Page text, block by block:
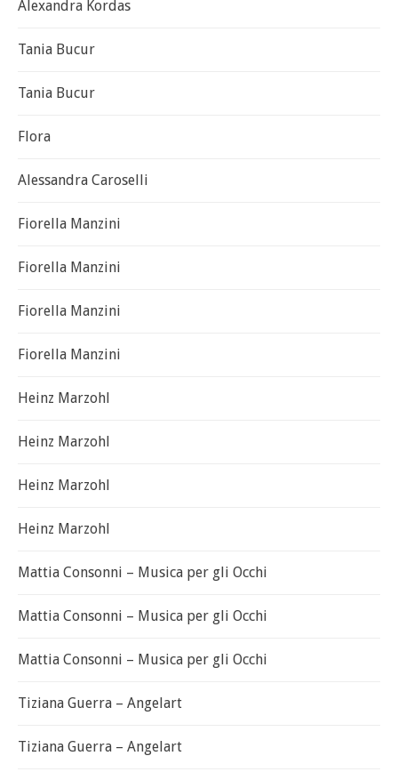
Alexandra Kordas
Tania Bucur
Tania Bucur
Flora
Alessandra Caroselli
Fiorella Manzini
Fiorella Manzini
Fiorella Manzini
Fiorella Manzini
Heinz Marzohl
Heinz Marzohl
Heinz Marzohl
Heinz Marzohl
Mattia Consonni – Musica per gli Occhi
Mattia Consonni – Musica per gli Occhi
Mattia Consonni – Musica per gli Occhi
Tiziana Guerra – Angelart
Tiziana Guerra – Angelart